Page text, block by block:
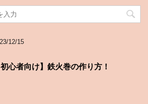
12/15
初心者向け】鉄火巻の作り方！